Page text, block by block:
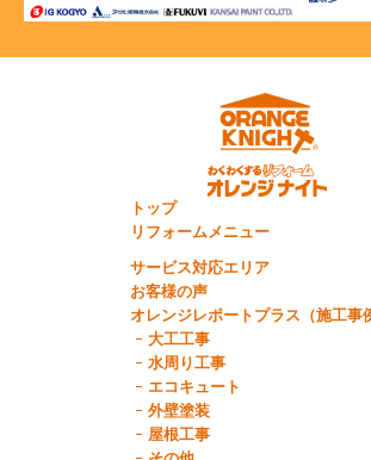
トップ
リフォームメニュー
サービス対応エリア
お客様の声
オレンジレポートプラス（施工事
大工工事
水周り工事
エコキュート
外壁塗装
屋根工事